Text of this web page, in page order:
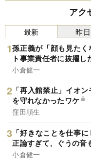
アク
最新
孫正義が「顔も見た
ト事業責任者に抜擢し
小倉健一
「再入館禁止」イオ
を守れなかったワケ
窪田順生
「好きなことを仕事
正論すぎて、ぐうの音
小倉健一
昨日